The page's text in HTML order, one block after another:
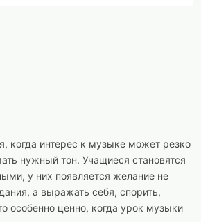
когда интерес к музыке может резко
нужный тон. Учащиеся становятся
у них появляется желание не
а выражать себя, спорить,
особенно ценно, когда урок музыки